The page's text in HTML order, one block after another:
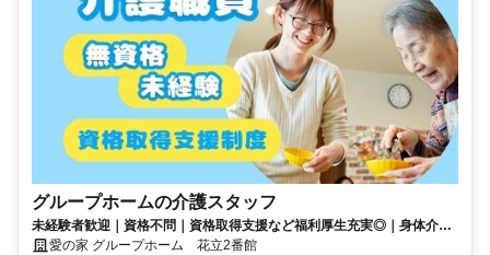
グループホームの介護スタッフ
未経験者歓迎｜資格不問｜資格取得支援など福利厚生充実◎｜身体介助
少なめ（対話が中心）
愛の家 グループホーム 花立2番館